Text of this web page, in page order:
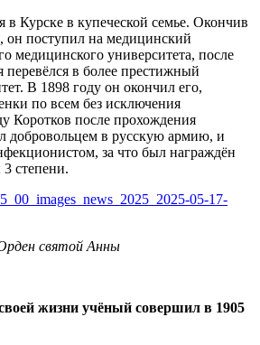
Курске в купеческой семье. Окончив
он поступил на медицинский
медицинского университета, после
перевёлся в более престижный
В 1898 году он окончил его,
по всем без исключения
Коротков после прохождения
добровольцем в русскую армию, и
за что был награждён
степени.
святой Анны
жизни учёный совершил в 1905